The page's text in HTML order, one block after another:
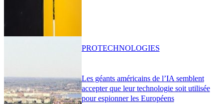
Les géants américains de l’IA semblent
accepter que leur technologie soit utilisée
pour espionner les Européens
PROTECHNOLOGIES